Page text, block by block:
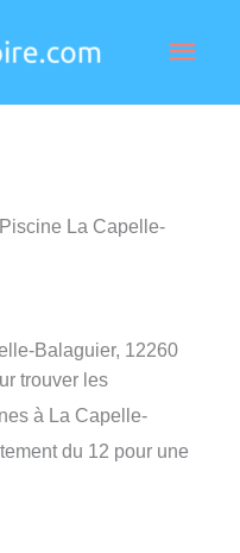
La Capelle-
Balaguier, 12260
trouver les
à La Capelle-
du 12 pour une